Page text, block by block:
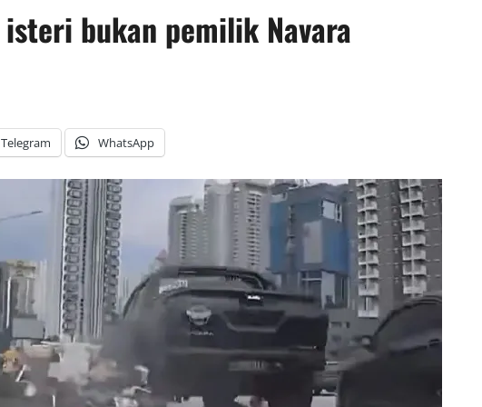
bukan pemilik Navara
Telegram WhatsApp